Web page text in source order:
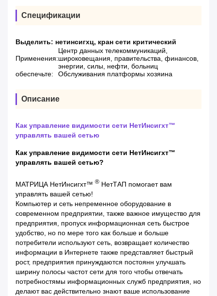
Спецификации
Выделить: нетинсигхц, кран сети критический
Применения:
Центр данных телекоммуникаций,
широковещания, правительства, финансов,
энергии, силы, нефти, больниц
обеспечьте:
Обслуживания платформы хозяина
Описание
Как управление видимости сети НетИнсигхт™
управлять вашей сетью
Как управление видимости сети НетИнсигхт™
управлять вашей сетью?
МАТРИЦА НетИнсигхт™ ® НетТАП помогает вам
управлять вашей сетью!
Компьютер и сеть непременное оборудование в
современном предприятии, также важное имущество для
предприятия, пропуск информационная сеть быстрое
удобство, но по мере того как больше и больше
потребители используют сеть, возвращает количество
информации в Интернете также представляет быстрый
рост, предприятия принуждаются постоянн улучшать
ширину полосы частот сети для того чтобы отвечать
потребностямы информационных служб предприятия, но
делают вас действительно знают ваше использование